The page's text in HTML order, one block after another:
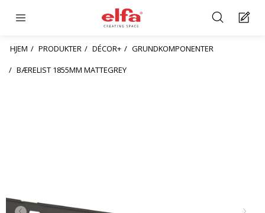
HJEM PRODUKTER DÉCOR+
GRUNDKOMPONENTER
BÆRELIST 1855MM MATTEGREY